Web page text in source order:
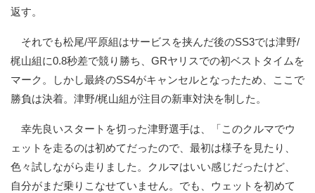
返す。
それでも松尾/平原組はサービスを挟んだ後のSS3では津野/
梶山組に0.8秒差で競り勝ち、GRヤリスでの初ベストタイムを
マーク。しかし最終のSS4がキャンセルとなったため、ここで
勝負は決着。津野/梶山組が注目の新車対決を制した。
幸先良いスタートを切った津野選手は、「このクルマでウ
ェットを走るのは初めてだったので、最初は様子を見たり、
色々試しながら走りました。クルマはいい感じだったけど、
自分がまだ乗りこなせていません。でも、ウェットを初めて